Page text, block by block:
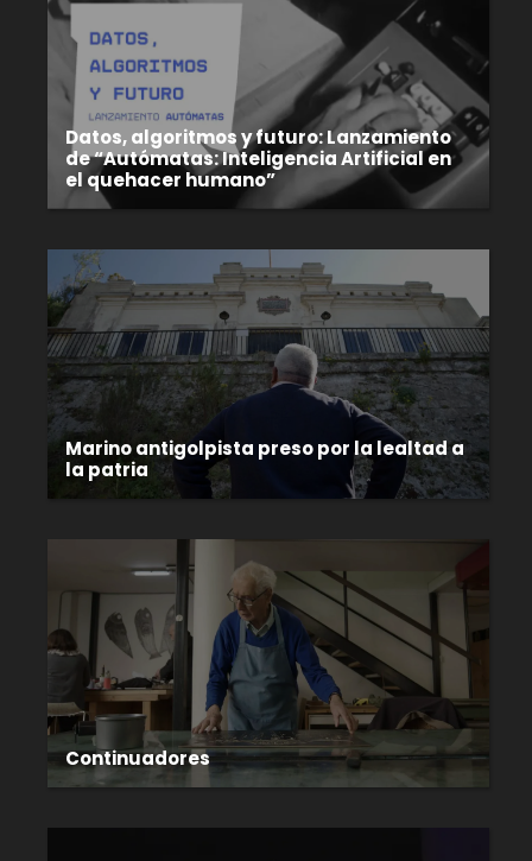
Datos, algoritmos y futuro: Lanzamiento
de “Autómatas: Inteligencia Artificial en
el quehacer humano”
Marino antigolpista preso por la lealtad a
la patria
Continuadores